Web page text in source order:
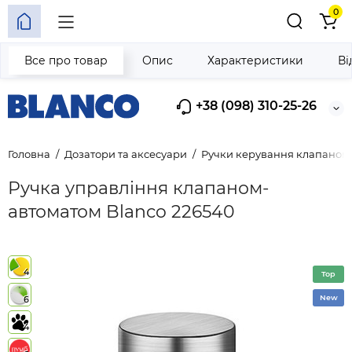
+38 (098) 310-25-26
0
Головна Дозатори та аксесуари Ручки керування
Ручка управління клапаном-
автоматом Blanco 226540
Все про товар Опис Характеристики
4
6
4
Top
New